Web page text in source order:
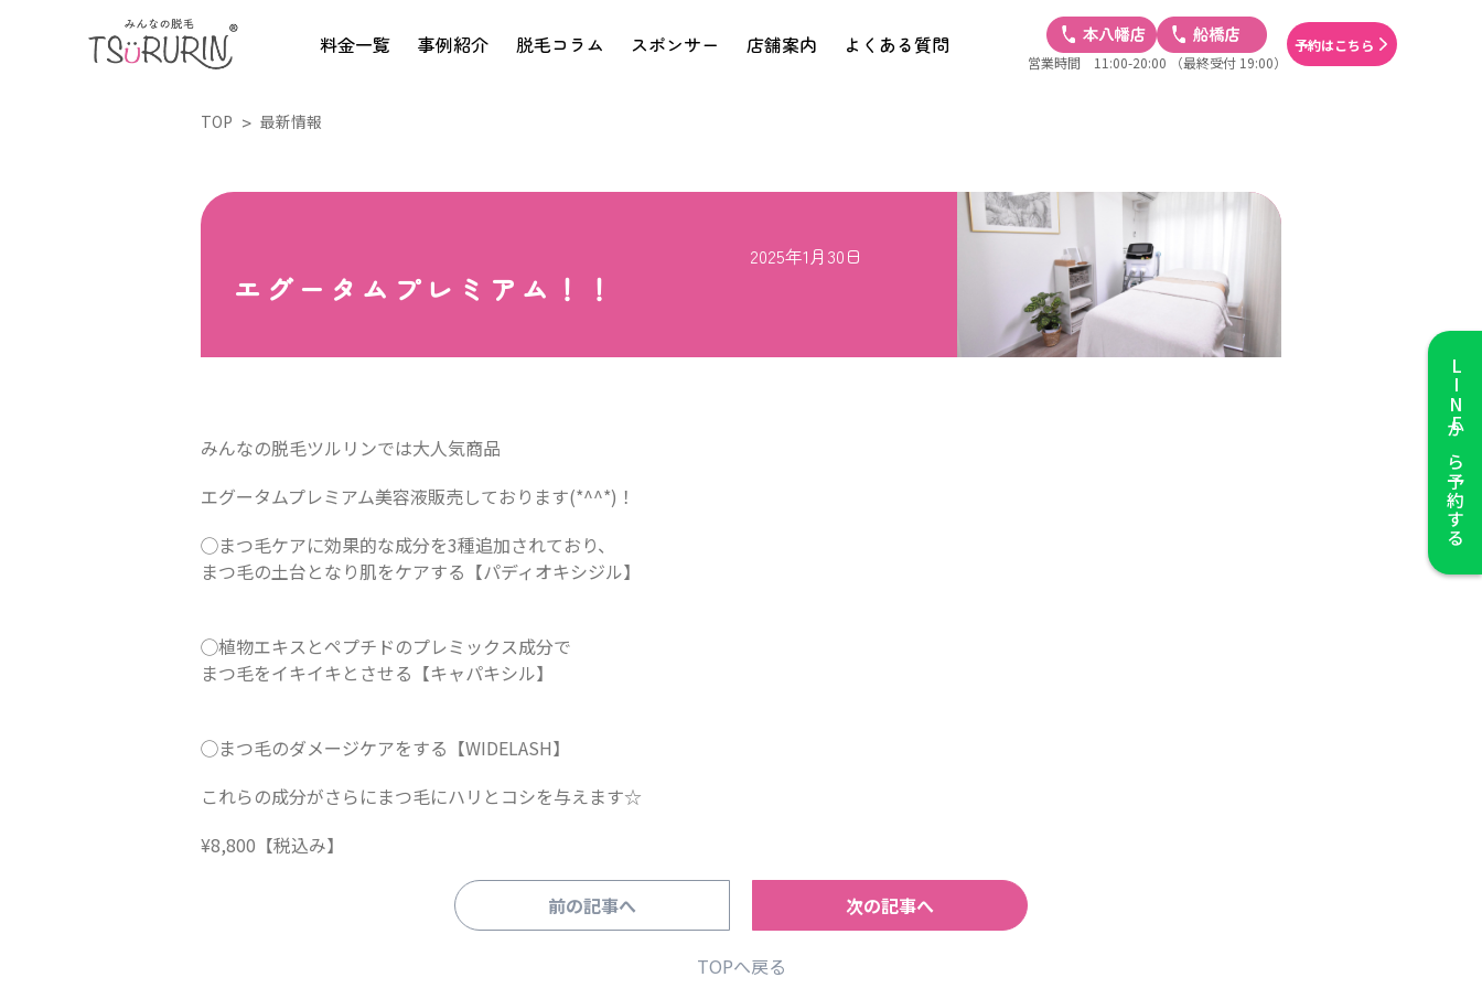
料金一覧 事例紹介 脱毛コラム スポンサー 店舗案内 よくある質問
営業時間 11:00-20:00 （最終受付 19:00）
予約はこちら
LINE
から予約する
TOP 最新情報
2025年1月30日
エグータムプレミアム！！
みんなの脱毛ツルリンでは大人気商品
エグータムプレミアム美容液販売しております(*^^*)！
◯まつ毛ケアに効果的な成分を3種追加されており、
まつ毛の土台となり肌をケアする【パディオキシジル】
◯植物エキスとペプチドのプレミックス成分で
まつ毛をイキイキとさせる【キャパキシル】
◯まつ毛のダメージケアをする【WIDELASH】
これらの成分がさらにまつ毛にハリとコシを与えます☆
¥8,800【税込み】
前の記事へ 次の記事へ
TOPへ戻る